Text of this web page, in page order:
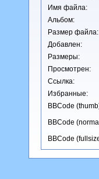
Имя файла:
Альбом:
Размер файла:
Добавлен:
Размеры:
Просмотрен:
Ссылка:
Избранные:
BBCode
BBCode
BBCode